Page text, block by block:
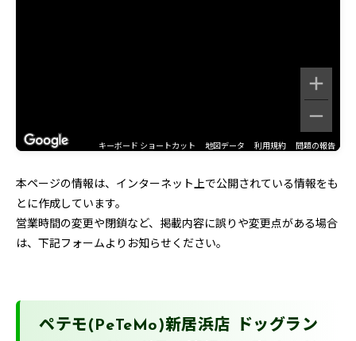
キーボード ショートカット 地図データ 利用規約 問題の報告
本ページの情報は、インターネット上で公開されている情報をも
とに作成しています。
営業時間の変更や閉鎖など、掲載内容に誤りや変更点がある場合
は、下記フォームよりお知らせください。
ペテモ(PeTeMo)新居浜店 ドッグラン